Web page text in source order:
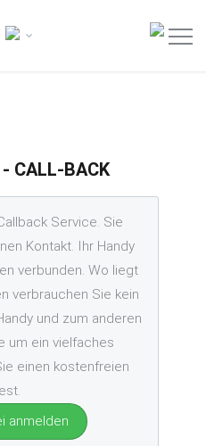
CALL-BACK
Service. Sie
Kontakt. Ihr Handy
verbunden. Wo liegt
verbrauchen Sie kein
und zum anderen
um ein vielfaches
einen kostenfreien
anmelden